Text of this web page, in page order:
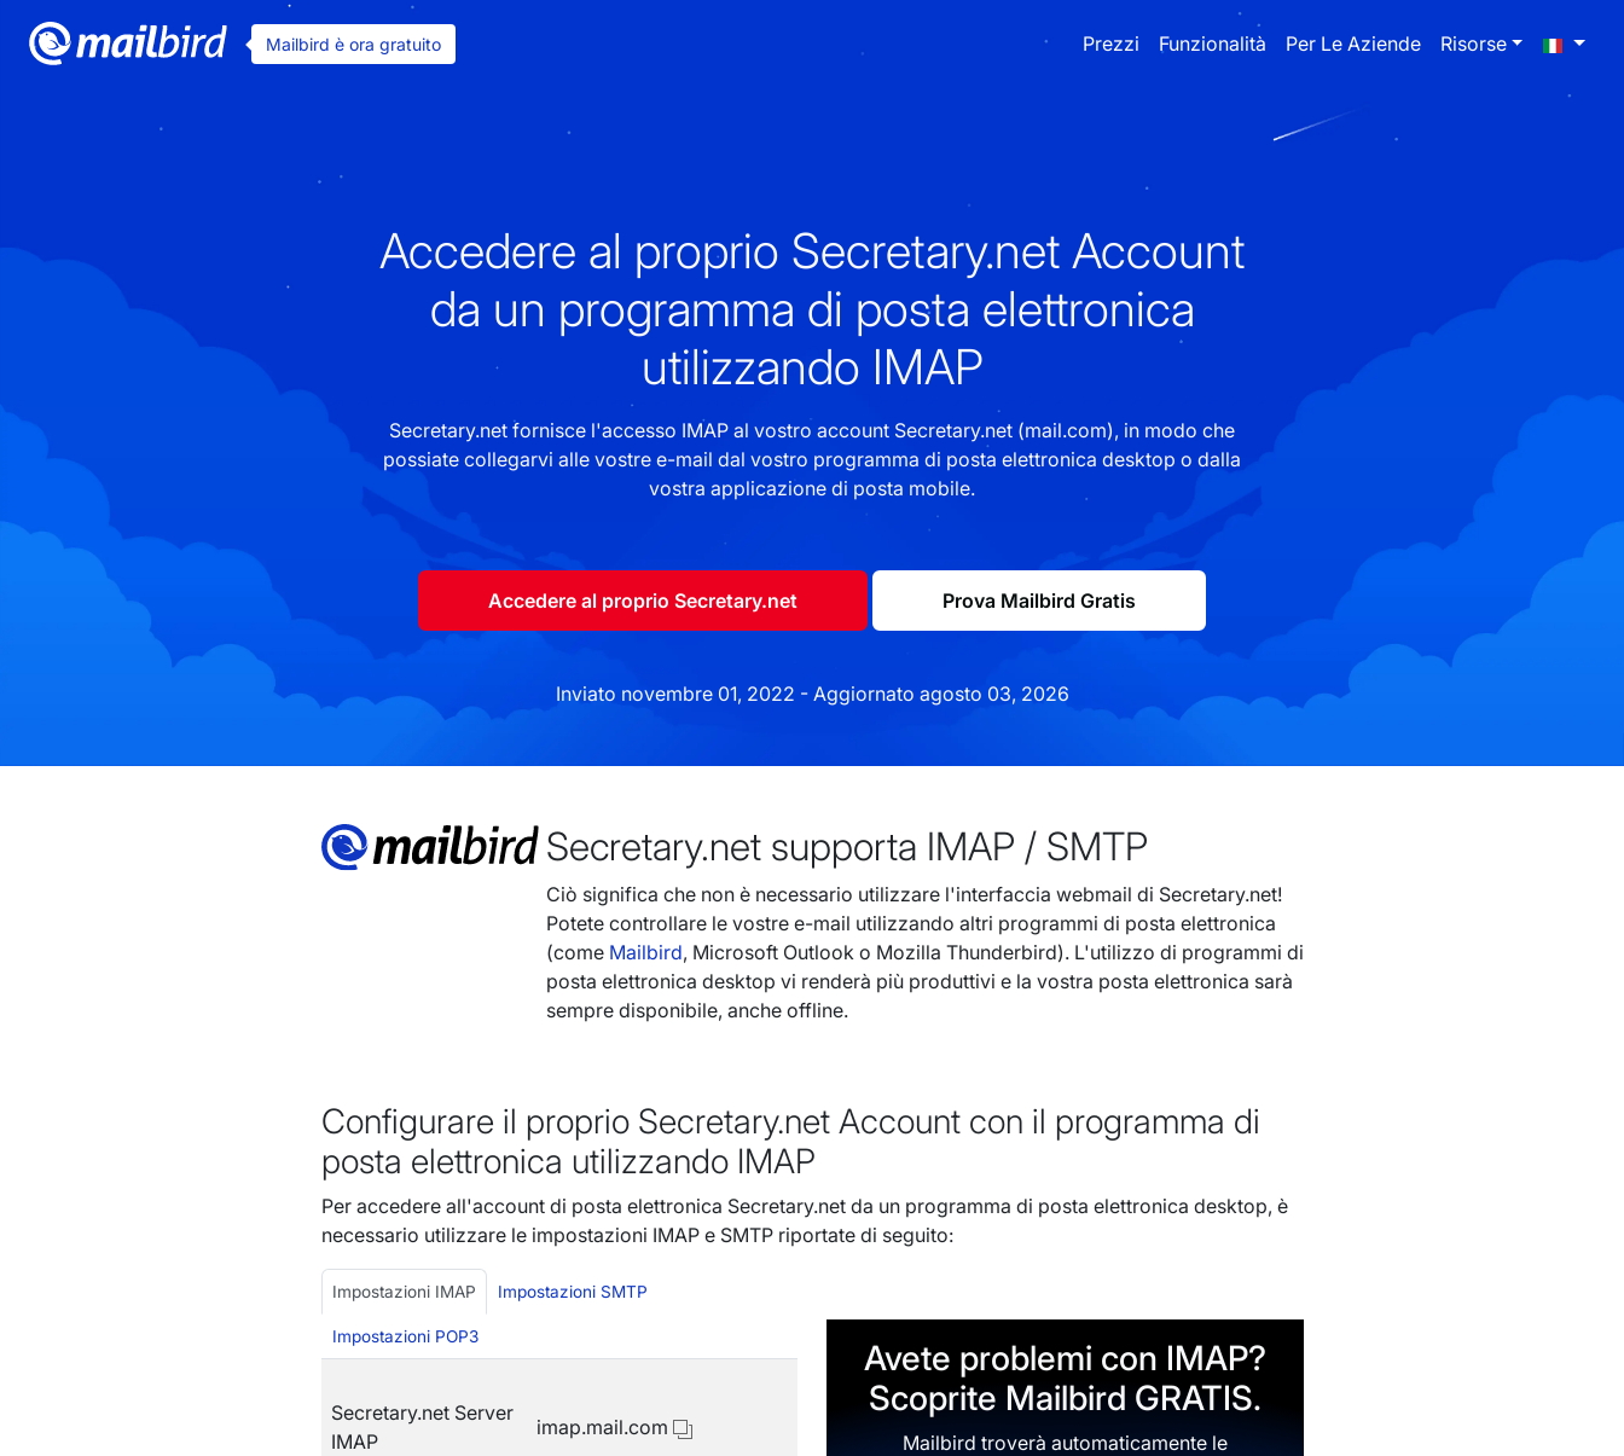
Mailbird è ora gratuito Prezzi Funzionalità Per Le Aziende Risorse
Accedere al proprio Secretary.net Account
da un programma di posta elettronica
utilizzando IMAP
Secretary.net fornisce l'accesso IMAP al vostro account Secretary.net (mail.com), in modo che
possiate collegarvi alle vostre e-mail dal vostro programma di posta elettronica desktop o dalla
vostra applicazione di posta mobile.
Accedere al proprio Secretary.net Prova Mailbird Gratis
Inviato novembre 01, 2022 - Aggiornato agosto 03, 2026
Secretary.net supporta IMAP / SMTP
Ciò significa che non è necessario utilizzare l'interfaccia webmail di Secretary.net!
Potete controllare le vostre e-mail utilizzando altri programmi di posta elettronica
(come Mailbird, Microsoft Outlook o Mozilla Thunderbird). L'utilizzo di programmi di
posta elettronica desktop vi renderà più produttivi e la vostra posta elettronica sarà
sempre disponibile, anche offline.
Configurare il proprio Secretary.net Account con il programma di
posta elettronica utilizzando IMAP
Per accedere all'account di posta elettronica Secretary.net da un programma di posta elettronica desktop, è
necessario utilizzare le impostazioni IMAP e SMTP riportate di seguito:
Impostazioni IMAP Impostazioni SMTP
Impostazioni POP3
Secretary.net Server
IMAP
imap.mail.com
Avete problemi con IMAP?
Scoprite Mailbird GRATIS.
Mailbird troverà automaticamente le